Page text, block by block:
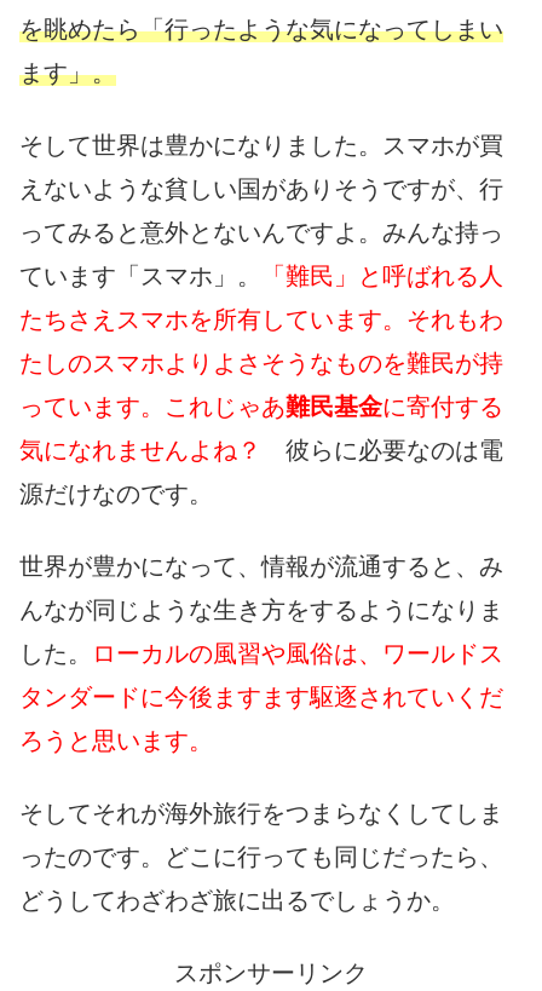
を眺めたら「行ったような気になってしまい
ます」。
そして世界は豊かになりました。スマホが買
えないような貧しい国がありそうですが、行
ってみると意外とないんですよ。みんな持っ
ています「スマホ」。
「難民」と呼ばれる人
たちさえスマホを所有しています。それもわ
たしのスマホよりよさそうなものを難民が持
っています。これじゃあ難民基金に寄付する
気になれませんよね？
彼らに必要なのは電
源だけなのです。
世界が豊かになって、情報が流通すると、み
んなが同じような生き方をするようになりま
した。
ローカルの風習や風俗は、ワールドス
タンダードに今後ますます駆逐されていくだ
ろうと思います。
そしてそれが海外旅行をつまらなくしてしま
ったのです。どこに行っても同じだったら、
どうしてわざわざ旅に出るでしょうか。
スポンサーリンク